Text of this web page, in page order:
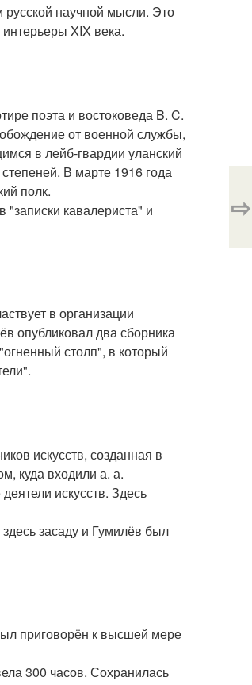
русской научной мысли. Это
XIX века.
поэта и востоковеда B. C.
от военной службы,
в лейб-гвардии уланский
В марте 1916 года
полк.
кавалериста" и
в организации
опубликовал два сборника
столп", в который
искусств, созданная в
куда входили а. а.
искусств. Здесь
засаду и Гумилёв был
приговорён к высшей мере
300 часов. Сохранилась
⇨